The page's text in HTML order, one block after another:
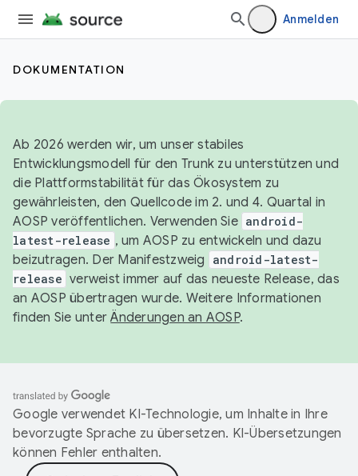
Anmelden
DOKUMENTATION
Ab 2026 werden wir, um unser stabiles
Entwicklungsmodell für den Trunk zu unterstützen und
die Plattformstabilität für das Ökosystem zu
gewährleisten, den Quellcode im 2. und 4. Quartal in
AOSP veröffentlichen. Verwenden Sie android-
latest-release , um AOSP zu entwickeln und dazu
beizutragen. Der Manifestzweig
android-latest-
release verweist immer auf das neueste Release, das
an AOSP übertragen wurde. Weitere Informationen
finden Sie unterÄnderungen an AOSP.
Google verwendet KI-Technologie, um Inhalte in Ihre
bevorzugte Sprache zu übersetzen. KI-Übersetzungen
können Fehler enthalten.